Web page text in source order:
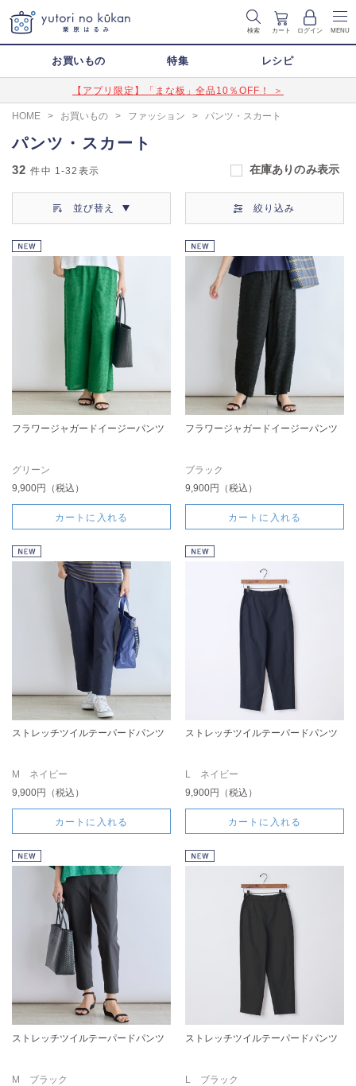
検索 カート ログイン MENU
お買いもの 特集 レシピ
【アプリ限定】「まな板」全品10％OFF！ ＞
HOME > お買いもの > ファッション > パンツ・スカート
パンツ・スカート
32 件中 1-32 表示 在庫ありのみ表示
並び替え 絞り込み
フラワージャガードイージーパンツ
グリーン
9,900円（税込）
カートに入れる
フラワージャガードイージーパンツ
ブラック
9,900円（税込）
カートに入れる
ストレッチツイルテーパードパンツ
M ネイビー
9,900円（税込）
カートに入れる
ストレッチツイルテーパードパンツ
L ネイビー
9,900円（税込）
カートに入れる
ストレッチツイルテーパードパンツ
M ブラック
ストレッチツイルテーパードパンツ
L ブラック